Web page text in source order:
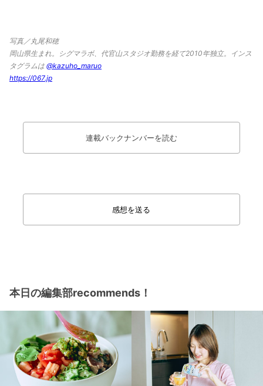
写真／丸尾和穂
岡山県生まれ。シグマラボ、代官山スタジオ勤務を経て2010年独立。インス
タグラムは @kazuho_maruo
https://067.jp
連載バックナンバーを読む
感想を送る
本日の編集部recommends！